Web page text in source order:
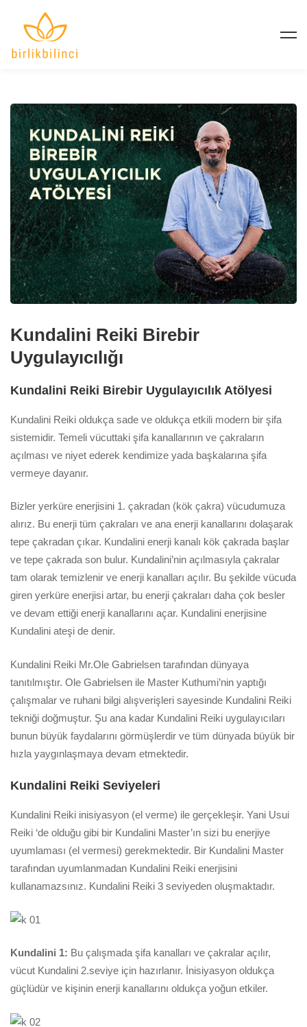
Kundalini Reiki Birebir
Uygulayıcılığı
Kundalini Reiki Birebir Uygulayıcılık Atölyesi
Kundalini Reiki oldukça sade ve oldukça etkili modern bir şifa
sistemidir. Temeli vücuttaki şifa kanallarının ve çakraların
açılması ve niyet ederek kendimize yada başkalarına şifa
vermeye dayanır.
Bizler yerküre enerjisini 1. çakradan (kök çakra) vücudumuza
alırız. Bu enerji tüm çakraları ve ana enerji kanallarını dolaşarak
tepe çakradan çıkar. Kundalini enerji kanalı kök çakrada başlar
ve tepe çakrada son bulur. Kundalini’nin açılmasıyla çakralar
tam olarak temizlenir ve enerji kanalları açılır. Bu şekilde vücuda
giren yerküre enerjisi artar, bu enerji çakraları daha çok besler
ve devam ettiği enerji kanallarını açar. Kundalini enerjisine
Kundalini ateşi de denir.
Kundalini Reiki Mr.Ole Gabrielsen tarafından dünyaya
tanıtılmıştır. Ole Gabrielsen ile Master Kuthumi’nin yaptığı
çalışmalar ve ruhani bilgi alışverişleri sayesinde Kundalini Reiki
tekniği doğmuştur. Şu ana kadar Kundalini Reiki uygulayıcıları
bunun büyük faydalarını görmüşlerdir ve tüm dünyada büyük bir
hızla yaygınlaşmaya devam etmektedir.
Kundalini Reiki Seviyeleri
Kundalini Reiki inisiyasyon (el verme) ile gerçekleşir. Yani Usui
Reiki ‘de olduğu gibi bir Kundalini Master’ın sizi bu enerjiye
uyumlaması (el vermesi) gerekmektedir. Bir Kundalini Master
tarafından uyumlanmadan Kundalini Reiki enerjisini
kullanamazsınız. Kundalini Reiki 3 seviyeden oluşmaktadır.
Kundalini 1: Bu çalışmada şifa kanalları ve çakralar açılır,
vücut Kundalini 2.seviye için hazırlanır. İnisiyasyon oldukça
güçlüdür ve kişinin enerji kanallarını oldukça yoğun etkiler.